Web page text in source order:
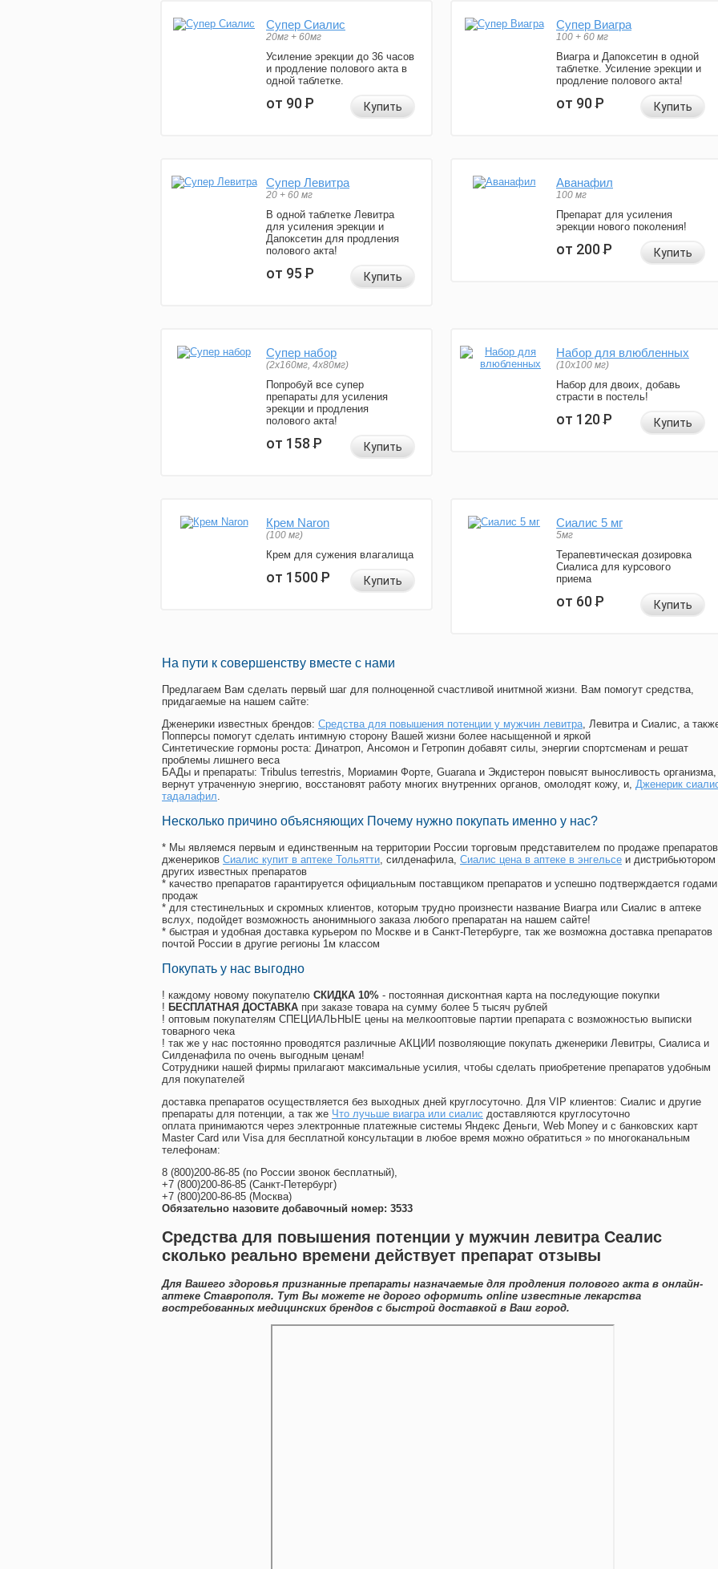
Супер Сиалис
20мг + 60мг
Усиление эрекции до 36 часов
и продление полового акта в
одной таблетке.
от 90Р Купить
Супер Виагра
100 + 60 мг
Виагра и Дапоксетин в одной
таблетке. Усиление эрекции и
продление полового акта!
от 90Р Купить
Супер Левитра
20 + 60 мг
В одной таблетке Левитра
для усиления эрекции и
Дапоксетин для продления
полового акта!
от 95Р Купить
Аванафил
100 мг
Препарат для усиления
эрекции нового поколения!
от 200Р Купить
Супер набор
(2х160мг, 4х80мг)
Попробуй все супер
препараты для усиления
эрекции и продления
полового акта!
от 158Р Купить
Набор для влюбленных
(10х100 мг)
Набор для двоих, добавь
страсти в постель!
от 120Р Купить
Крем Naron
(100 мг)
Крем для сужения влагалища
от 1500Р Купить
Сиалис 5 мг
5мг
Терапевтическая дозировка
Сиалиса для курсового
приема
от 60Р Купить
На пути к совершенству вместе с нами
Предлагаем Вам сделать первый шаг для полноценной счастливой инитмной жизни. Вам помогут средства,
придагаемые на нашем сайте:
Дженерики известных брендов: Средства для повышения потенции у мужчин левитра, Левитра и Сиалис, а
Попперсы помогут сделать интимную сторону Вашей жизни более насыщенной и яркой
Синтетические гормоны роста: Динатроп, Ансомон и Гетропин добавят силы, энергии спортсменам и решат
проблемы лишнего веса
БАДы и препараты: Tribulus terrestris, Мориамин Форте, Guarana и Экдистерон повысят выносливость организма,
вернут утраченную энергию, восстановят работу многих внутренних органов, омолодят кожу, и, Дженерик
тадалафил.
Несколько причино объясняющих Почему нужно покупать именно у нас?
* Мы являемся первым и единственным на территории России торговым представителем по продаже препаратов
дженериков Сиалис купит в аптеке Тольятти, силденафила, Сиалис цена в аптеке в энгельсе и дистрибьютором
других известных препаратов
* качество препаратов гарантируется официальным поставщиком препаратов и успешно подтверждается годами
продаж
* для стестинельных и скромных клиентов, которым трудно произнести название Виагра или Сиалис в аптеке
вслух, подойдет возможность анонимныого заказа любого препаратан на нашем сайте!
* быстрая и удобная доставка курьером по Москве и в Санкт-Петербурге, так же возможна доставка препаратов
почтой России в другие регионы 1м классом
Покупать у нас выгодно
! каждому новому покупателю СКИДКА 10% - постоянная дисконтная карта на последующие покупки
! БЕСПЛАТНАЯ ДОСТАВКА при заказе товара на сумму более 5 тысяч рублей
! оптовым покупателям СПЕЦИАЛЬНЫЕ цены на мелкооптовые партии препарата с возможностью выписки
товарного чека
! так же у нас постоянно проводятся различные АКЦИИ позволяющие покупать дженерики Левитры, Сиалиса и
Силденафила по очень выгодным ценам!
Cотрудники нашей фирмы прилагают максимальные усилия, чтобы сделать приобретение препаратов удобным
для покупателей
доставка препаратов осуществляется без выходных дней круглосуточно. Для VIP клиентов: Сиалис и другие
препараты для потенции, а так же Что лучьше виагра или сиалис доставляются круглосуточно
оплата принимаются через электронные платежные системы Яндекс Деньги, Web Money и с банковских карт
Master Card или Visa для бесплатной консультации в любое время можно обратиться » по многоканальным
телефонам:
8 (800)200-86-85 (по России звонок бесплатный),
+7 (800)200-86-85 (Санкт-Петербург)
+7 (800)200-86-85 (Москва)
Обязательно назовите добавочный номер: 3533
Средства для повышения потенции у мужчин левитра Сеалис
сколько реально времени действует препарат отзывы
Для Вашего здоровья признанные препараты назначаемые для продления полового акта в онлайн-
аптеке Ставрополя. Тут Вы можете не дорого оформить online известные лекарства
востребованных медицинских брендов с быстрой доставкой в Ваш город.